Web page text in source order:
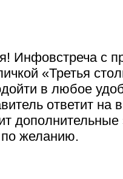
Инфовстреча с
«Третья
в любое
ответит на
дополнительные
желанию.